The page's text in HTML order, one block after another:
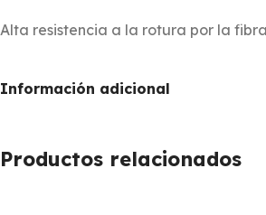
Alta resistencia a la rotura por la
Información adicional
Productos relacionados